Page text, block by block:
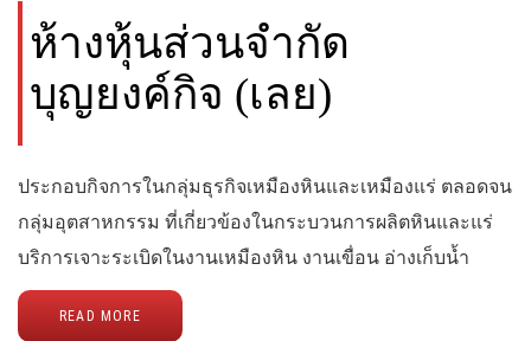
ห้างหุ้นส่วนจำกัด
บุญยงค์กิจ (เลย)
ประกอบกิจการในกลุ่มธุรกิจเหมืองหินและเหมืองแร่ ตลอดจน
กลุ่มอุตสาหกรรม ที่เกี่ยวข้องในกระบวนการผลิตหินและแร่
บริการเจาะระเบิดในงานเหมืองหิน งานเขื่อน อ่างเก็บน้ำ
READ MORE